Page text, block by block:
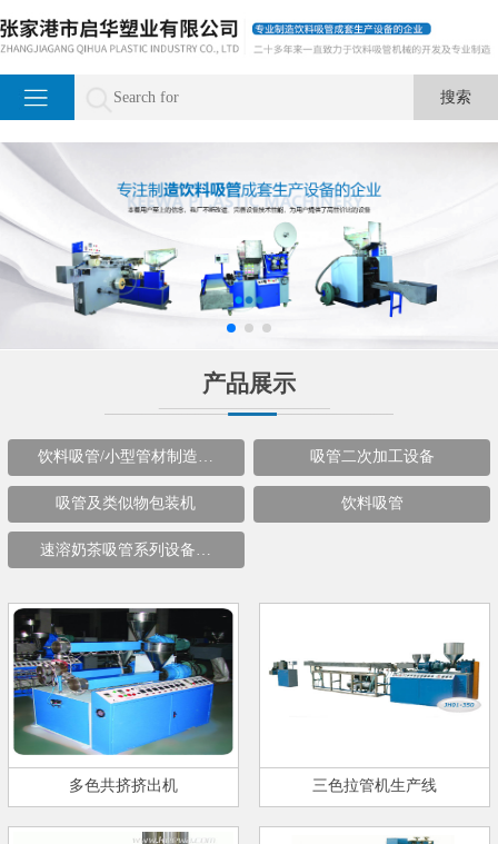
产品展示
饮料吸管/小型管材制造… 吸管二次加工设备
吸管及类似物包装机 饮料吸管
速溶奶茶吸管系列设备…
多色共挤挤出机 三色拉管机生产线